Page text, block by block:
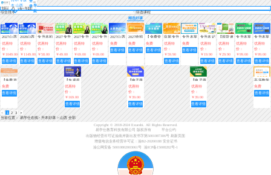
本 山西
登
录导
航
综合排序
筛选课程
精选好课
2027山西
专升本全
科畅学班
优惠特
价：
￥1049.00
查看详情
2028山西
专升本全
科畅学班
优惠特
价：
￥1149.00
查看详情
专升本初
级入门英
语教材
优惠特
价：
￥58.00
查看详情
2027专升
本春季
班-0基础
入门（语
文）【直
播课】
优惠特
价：
￥49.00
查看详情
2027专升
本春季
班-0基础
入门（英
语）【直
播+录
播】
优惠特
价：
￥69.00
查看详情
2027专升
本春季
班-0基础
入门（数
学）【直
播+录
优惠特
价：
￥69.00
查看详情
2027山西
专升本入
学测试
免费
查看详情
2027统招
专升本40
天速记专
升本单词
免费
查看详情
【免费资
料】大学
语文作文
素材汇总
免费
查看详情
应届专升
本初级入
门（英
语）视频
+资料
优惠特
价：
￥59.90
查看详情
专升本英
语核心单
词速记练
习3000题
免费
查看详情
专升本记
单词—
(趣味小
课堂)
优惠特
价：
￥19.90
查看详情
【现货速
发】全国
专升本英
语词汇一
本好词
优惠特
价：
￥29.90
查看详情
专升本英
语词汇训
练营（第
一期）
优惠特
价：
￥99.00
查看详情
专升本英
语词汇训
练营（第
二期）陈
能Allen
优惠特
价：
￥99.00
查看详情
【免费资
料】高等
数学基础
必背公式
免费
查看详情
【专项提
分】专升
本英语阅
读专项训
练营
优惠特
价：
￥169.00
查看详情
【电子题
库】大学
英语高分
专项突破
800题
优惠特
价：
￥39.00
查看详情
【电子题
库】大学
英语语法
与词汇
600题
优惠特
价：
￥39.00
查看详情
高等数学
基础公式
测试题
免费
查看详情
< 1 2 3
>
当前位置：易学仕在线> 升本好课 > 山西 全部
Copyright © 2018-2024 Exueshi. All Rights Reserved.
易学仕教育科技有限公司 版权所有
平台公约
出版物经营许可证渝南岸新出发书字第5001087306号
刷新页面
增值电信业务经营许可证：渝B2-20200188 安全证书
渝公网安备 50010802003061号
渝ICP备15008282号-1